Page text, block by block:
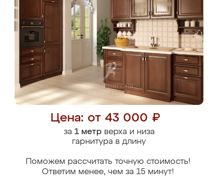
Цена: от 43 000 ₽
за 1 метрверха и низа
гарнитура в длину
Поможем рассчитать точную стоимость!
Ответим менее, чем за 15 минут!